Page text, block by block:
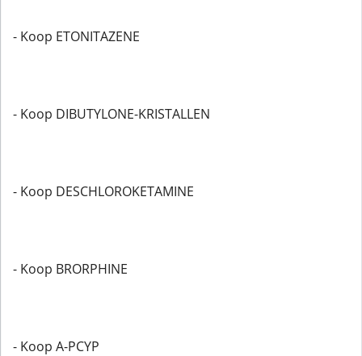
- Koop ETONITAZENE
- Koop DIBUTYLONE-KRISTALLEN
- Koop DESCHLOROKETAMINE
- Koop BRORPHINE
- Koop A-PCYP